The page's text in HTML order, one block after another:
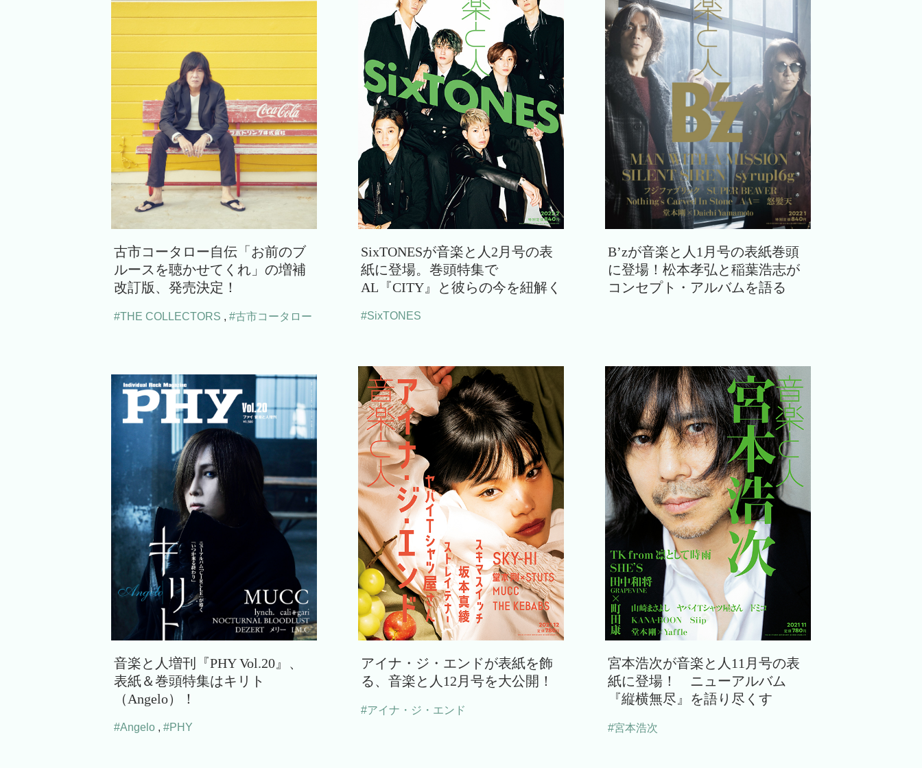
古市コータロー自伝「お前のブ
ルースを聴かせてくれ」の増補
改訂版、発売決定！
#THE COLLECTORS , #古市コータロー
SixTONESが音楽と人2月号の表
紙に登場。巻頭特集で
AL『CITY』と彼らの今を紐解く
#SixTONES
B’zが音楽と人1月号の表紙巻頭
に登場！松本孝弘と稲葉浩志が
コンセプト・アルバムを語る
音楽と人増刊『PHY Vol.20』、
表紙＆巻頭特集はキリト
（Angelo）！
#Angelo , #PHY
アイナ・ジ・エンドが表紙を飾
る、音楽と人12月号を大公開！
#アイナ・ジ・エンド
宮本浩次が音楽と人11月号の表
紙に登場！ ニューアルバム
『縦横無尽』を語り尽くす
#宮本浩次